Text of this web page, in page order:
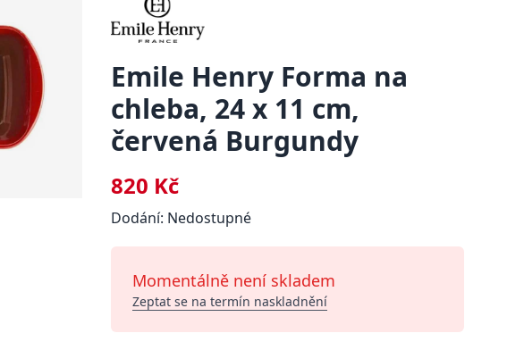
Emile Henry Forma na
chleba, 24 x 11 cm,
červená Burgundy
820 Kč
Dodání: Nedostupné
Momentálně není skladem
Zeptat se na termín naskladnění